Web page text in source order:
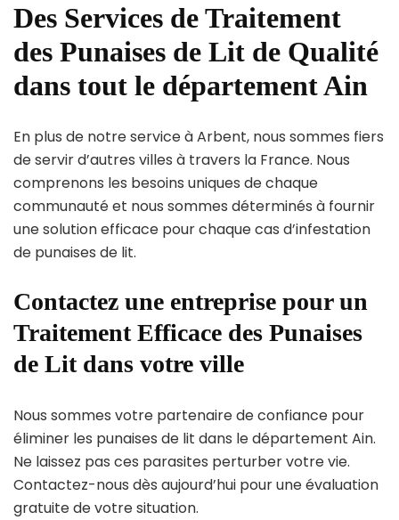
Des Services de Traitement
des Punaises de Lit de Qualité
dans tout le département Ain
En plus de notre service à Arbent, nous sommes fiers
de servir d’autres villes à travers la France. Nous
comprenons les besoins uniques de chaque
communauté et nous sommes déterminés à fournir
une solution efficace pour chaque cas d’infestation
de punaises de lit.
Contactez une entreprise pour un
Traitement Efficace des Punaises
de Lit dans votre ville
Nous sommes votre partenaire de confiance pour
éliminer les punaises de lit dans le département Ain.
Ne laissez pas ces parasites perturber votre vie.
Contactez-nous dès aujourd’hui pour une évaluation
gratuite de votre situation.